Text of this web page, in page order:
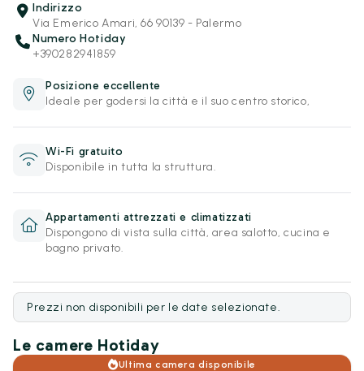
Indirizzo
Via Emerico Amari, 66 90139 - Palermo
Numero Hotiday
+390282941859
Posizione eccellente
Ideale per godersi la città e il suo centro storico,
Wi-Fi gratuito
Disponibile in tutta la struttura.
Appartamenti attrezzati e climatizzati
Dispongono di vista sulla città, area salotto, cucina e
bagno privato.
Prezzi non disponibili per le date selezionate.
Le camere Hotiday
Ultima camera disponibile